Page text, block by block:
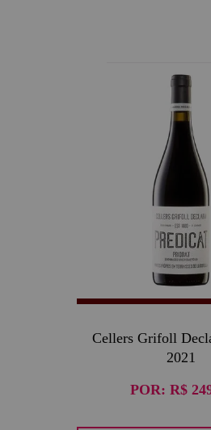
Cellers Grifoll
2021
POR: R$